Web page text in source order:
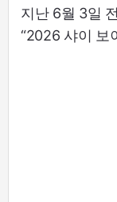
지난 6월 3일
“2026 샤이 보